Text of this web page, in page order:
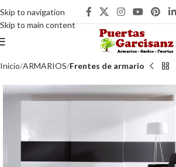
Skip to navigation
Skip to main content
Inicio ARMARIOS Frentes de armario